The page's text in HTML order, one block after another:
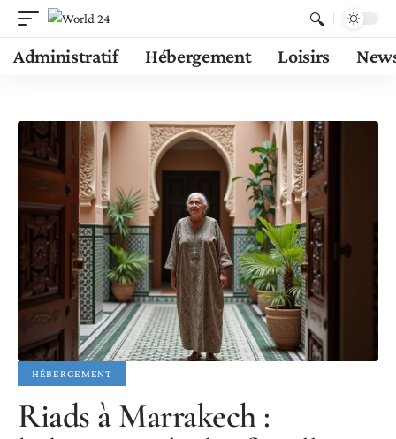
Administratif Hébergement Loisirs
HÉBERGEMENT
Riads à Marrakech :